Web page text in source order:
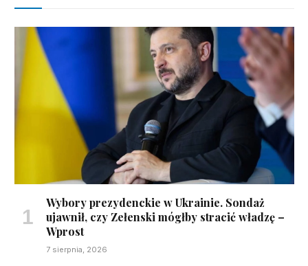
Wybory prezydenckie w Ukrainie. Sondaż
ujawnił, czy Zełenski mógłby stracić władzę –
Wprost
7 sierpnia, 2026